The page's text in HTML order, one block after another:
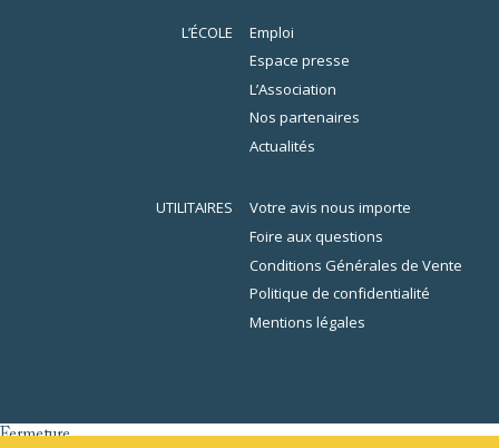
L’ÉCOLE
Emploi
Espace presse
L’Association
Nos partenaires
Actualités
UTILITAIRES
Votre avis nous importe
Foire aux questions
Conditions Générales de Vente
Politique de confidentialité
Mentions légales
Fermeture